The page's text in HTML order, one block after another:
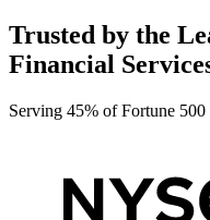
Trusted by the
Financial
Serving 45% of Fortune